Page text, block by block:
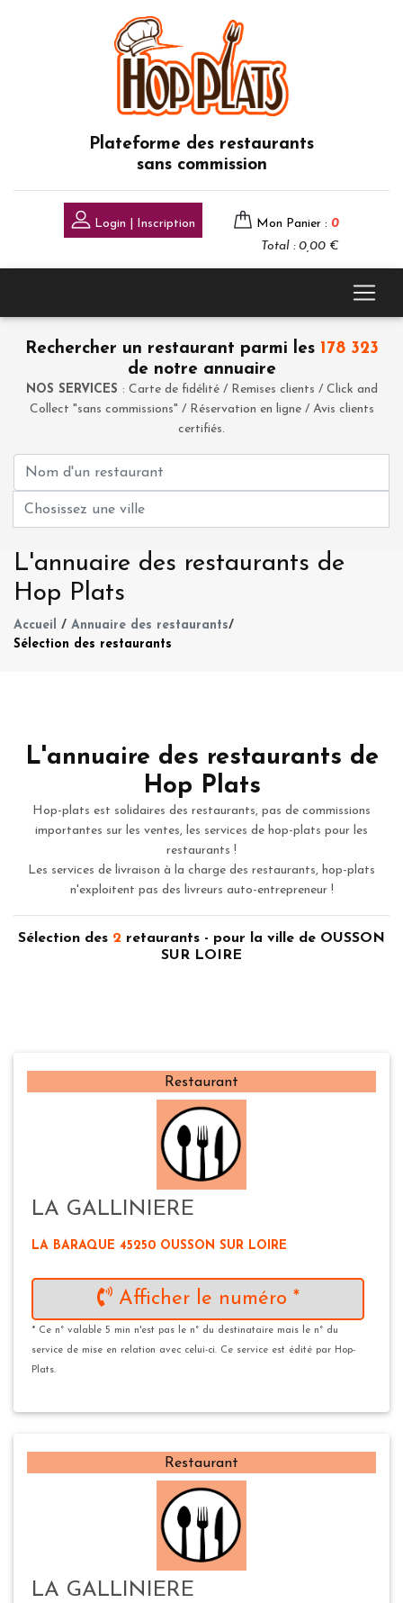
Plateforme des restaurants
sans commission
Login | Inscription Mon Panier : 0
Total : 0,00 €
Rechercher un restaurant parmi les 178 323
de notre annuaire
NOS SERVICES : Carte de fidélité / Remises clients / Click and
Collect "sans commissions" / Réservation en ligne / Avis clients
certifiés.
L'annuaire des restaurants de
Hop Plats
Accueil / Annuaire des restaurants/
Sélection des restaurants
L'annuaire des restaurants de
Hop Plats
Hop-plats est solidaires des restaurants, pas de commissions
importantes sur les ventes, les services de hop-plats pour les
restaurants !
Les services de livraison à la charge des restaurants, hop-plats
n'exploitent pas des livreurs auto-entrepreneur !
Sélection des 2 retaurants - pour la ville de OUSSON
SUR LOIRE
Restaurant
LA GALLINIERE
LA BARAQUE 45250 OUSSON SUR LOIRE
Afficher le numéro *
* Ce n° valable 5 min n'est pas le n° du destinataire mais le n° du
service de mise en relation avec celui-ci. Ce service est édité par Hop-
Plats.
Restaurant
LA GALLINIERE